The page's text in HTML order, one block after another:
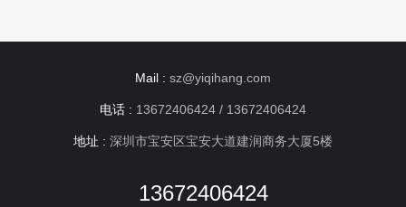
Mail : sz@yiqihang.com
电话 : 13672406424 / 13672406424
地址 : 深圳市宝安区宝安大道建润商务大厦5楼
13672406424